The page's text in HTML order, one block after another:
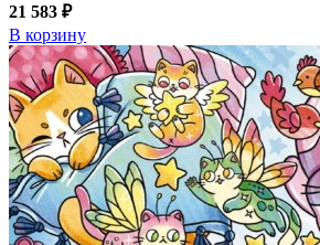
21 583 ₽
В корзину